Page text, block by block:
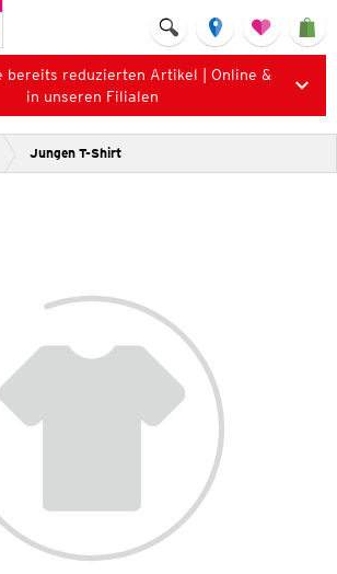
bereits reduzierten Artikel | Online &
in unseren Filialen
Jungen T-Shirt